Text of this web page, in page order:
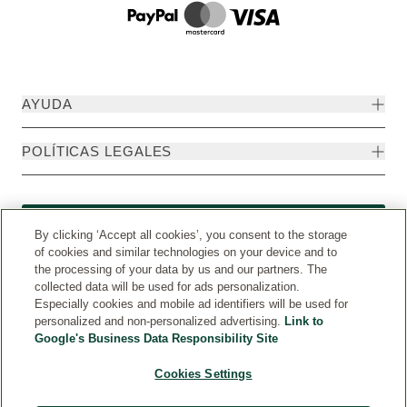
AYUDA
POLÍTICAS LEGALES
By clicking ‘Accept all cookies’, you consent to the storage
of cookies and similar technologies on your device and to
the processing of your data by us and our partners. The
collected data will be used for ads personalization.
Especially cookies and mobile ad identifiers will be used for
personalized and non-personalized advertising. Link to
Google's Business Data Responsibility Site
Cookies Settings